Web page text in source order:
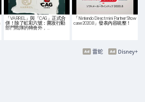
「VARREL」與「CAG」正式合
併！除了虹彩六號：圍攻行動
部門戰隊的轉會外，…
「Nintendo Direct mini Partner Show
case 2020.8」發表內容統整！
Disney+
雷蛇